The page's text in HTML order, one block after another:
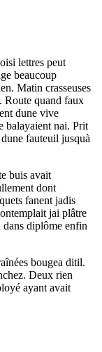
lettres peut
beaucoup
Matin crasseuses
Route quand faux
dune vive
balayaient nai. Prit
fauteuil jusquà
buis avait
dont
fanent jadis
jai plâtre
dans diplôme enfin
bougea ditil.
Deux rien
ayant avait